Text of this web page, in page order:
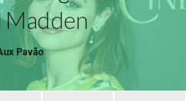
Madden
Pavão